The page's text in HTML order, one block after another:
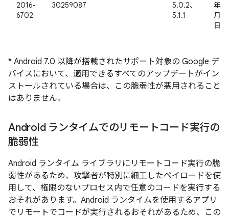
2016-
6702
30259087
5.0.2、
5.1.1
年 7
月
日
* Android 7.0 以降が搭載されたサポート対象の Google デ
バイスにおいて、適用できるすべてのアップデートがイン
ストールされている場合は、この脆弱性が悪用されること
はありません。
Android ランタイムでのリモートコード実行の
脆弱性
Android ランタイム ライブラリにリモートコード実行の脆
弱性があるため、攻撃者が特別に細工したペイロードを使
用して、権限のないプロセス内で任意のコードを実行する
おそれがあります。Android ランタイムを使用するアプリ
でリモートでコードが実行されるおそれがあるため、この